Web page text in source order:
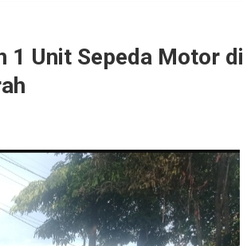
1 Unit Sepeda Motor di